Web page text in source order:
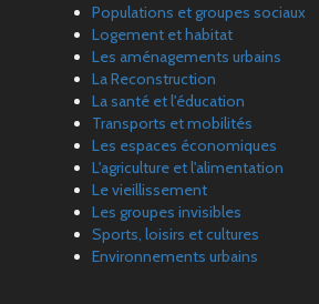
Populations et groupes sociaux
Logement et habitat
Les aménagements urbains
La Reconstruction
La santé et l'éducation
Transports et mobilités
Les espaces économiques
L'agriculture et l'alimentation
Le vieillissement
Les groupes invisibles
Sports, loisirs et cultures
Environnements urbains